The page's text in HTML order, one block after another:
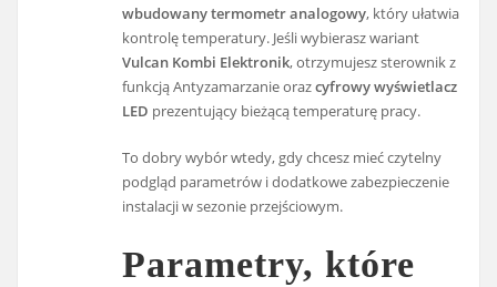
wbudowany termometr analogowy, który ułatwia
kontrolę temperatury. Jeśli wybierasz wariant
Vulcan Kombi Elektronik, otrzymujesz sterownik z
funkcją Antyzamarzanie orazcyfrowy wyświetlacz
LED prezentujący bieżącą temperaturę pracy.
To dobry wybór wtedy, gdy chcesz mieć czytelny
podgląd parametrów i dodatkowe zabezpieczenie
instalacji w sezonie przejściowym.
Parametry, które